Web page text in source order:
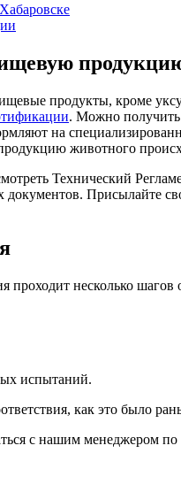
продукты, кроме
. Можно
на
животного
Технический
документов.
проходит несколько шагов
испытаний.
как это было
с нашим менеджером по